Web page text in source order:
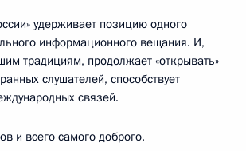
удерживает позицию одного
информационного вещания. И,
традициям, продолжает «открывать»
слушателей, способствует
связей.
и всего самого доброго.